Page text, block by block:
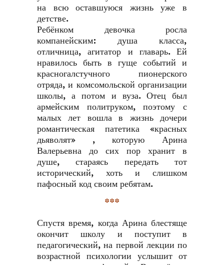
на всю оставшуюся жизнь уже в
детстве.
Ребёнком девочка росла
компанейским: душа класса,
отличница, агитатор и главарь. Ей
нравилось быть в гуще событий и
красногалстучного пионерского
отряда, и комсомольской организации
школы, а потом и вуза. Отец был
армейским политруком, поэтому с
малых лет вошла в жизнь дочери
романтическая патетика «красных
дьяволят» , которую Арина
Валерьевна до сих пор хранит в
душе, стараясь передать тот
исторический, хоть и слишком
пафосный код своим ребятам.
***
Спустя время, когда Арина блестяще
окончит школу и поступит в
педагогический, на первой лекции по
возрастной психологии услышит от